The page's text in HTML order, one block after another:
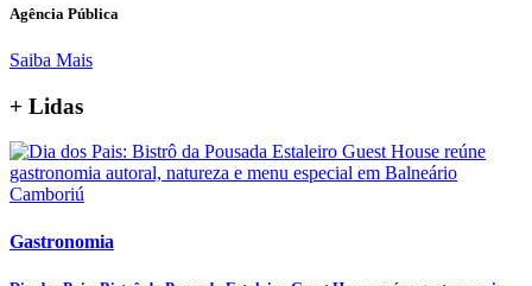
Agência Pública
Saiba Mais
+ Lidas
Gastronomia